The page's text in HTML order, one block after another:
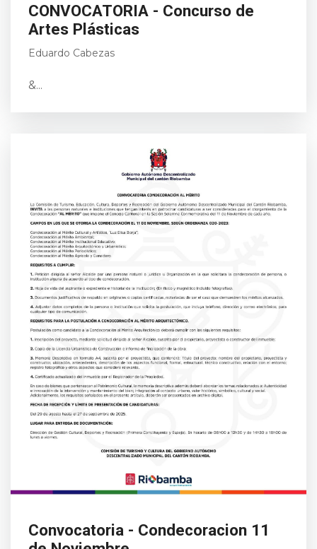
CONVOCATORIA - Concurso de
Artes Plásticas
Eduardo Cabezas
&...
Convocatoria - Condecoracion 11